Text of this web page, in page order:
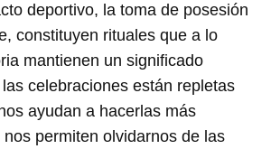
deportivo, la toma de posesión
constituyen rituales que a lo
mantienen un significado
celebraciones están repletas
ayudan a hacerlas más
permiten olvidarnos de las